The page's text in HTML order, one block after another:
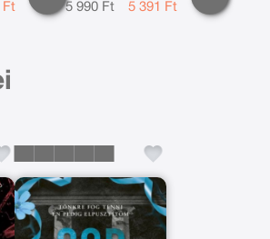
Ft 5 990 Ft 5 391 Ft